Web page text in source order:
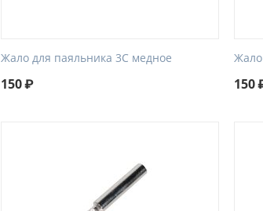
Жало для паяльника 3C медное
150₽
Жало
150